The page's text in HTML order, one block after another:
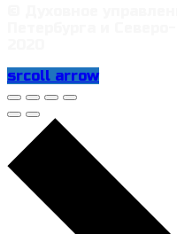
srcoll arrow